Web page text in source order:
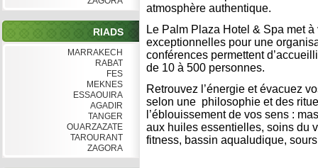
RIADS
MARRAKECH
RABAT
FES
MEKNES
ESSAOUIRA
AGADIR
TANGER
OUARZAZATE
TAROURANT
ZAGORA
atmosphère authentique.
Le Palm Plaza Hotel & Spa met
exceptionnelles pour une
conférences permettent
de 10 à 500 personnes.
Retrouvez l’énergie et évacuez
selon une philosophie et des
l’éblouissement de vos sens :
aux huiles essentielles, soins du
fitness, bassin aqualudique,